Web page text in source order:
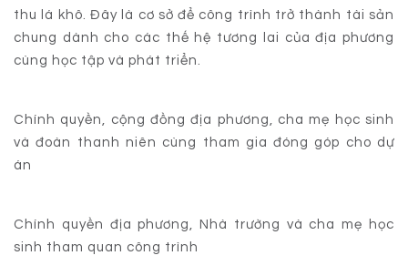
thu lá khô. Đây là cơ sở để công trình trở thành tài sản
chung dành cho các thế hệ tương lai của địa phương
cùng học tập và phát triển.
Chính quyền, cộng đồng địa phương, cha mẹ học sinh
và đoàn thanh niên cùng tham gia đóng góp cho dự
án
Chính quyền địa phương, Nhà trường và cha mẹ học
sinh tham quan công trình